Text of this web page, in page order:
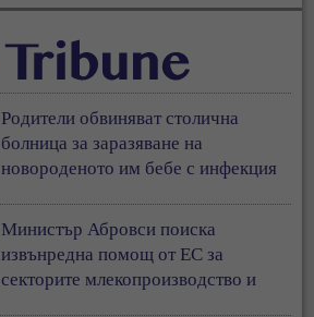
Родители обвиняват столична
болница за заразяване на
новороденото им бебе с инфекция
Министър Абровси поиска
извънредна помощ от ЕС за
секторите млекопроизводство и